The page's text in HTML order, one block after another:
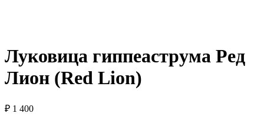
Луковица гиппеаструма Ред
Лион (Red Lion)
₽ 1 400